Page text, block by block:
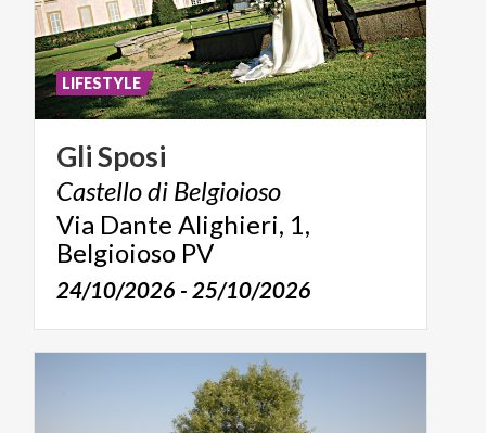
GliSposi
Castellodi Belgioioso
Via Dante Alighieri, 1,
Belgioioso PV
24/10/2026 - 25/10/2026
LIFESTYLE